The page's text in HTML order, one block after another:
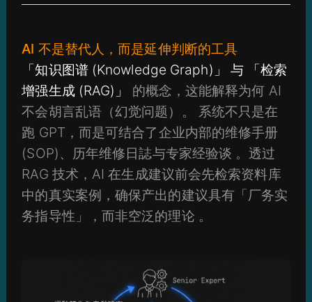
AI 不是替代人，而是延伸判断的工具
「知识图谱 (Knowledge Graph)」 与 「检索
增强生成 (RAG)」
的概念，这能解释为何 AI
不会胡言乱语（幻觉问题）。 系统不只是在
跑 GPT，而是可结合了企业内部的维修手册
(SOP)、历年维修日誌与专家经验谈 。透过
RAG 技术，AI 在生成建议前会先检索资料库
中的真实案例，确保产出的建议具有「厂务实
务指导性」，而非空泛的理论 。